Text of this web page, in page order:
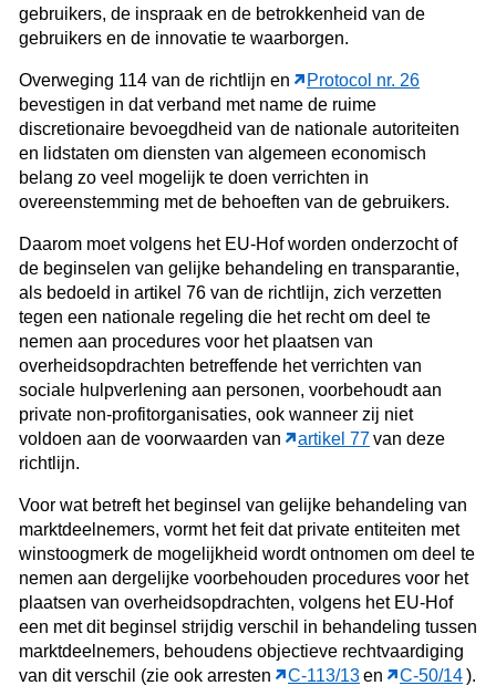
gebruikers, de inspraak en de betrokkenheid van de
gebruikers en de innovatie te waarborgen.
Overweging 114 van de richtlijn en
Protocol nr. 26
bevestigen in dat verband met name de ruime
discretionaire bevoegdheid van de nationale autoriteiten
en lidstaten om diensten van algemeen economisch
belang zo veel mogelijk te doen verrichten in
overeenstemming met de behoeften van de gebruikers.
Daarom moet volgens het EU-Hof worden onderzocht of
de beginselen van gelijke behandeling en transparantie,
als bedoeld in artikel 76 van de richtlijn, zich verzetten
tegen een nationale regeling die het recht om deel te
nemen aan procedures voor het plaatsen van
overheidsopdrachten betreffende het verrichten van
sociale hulpverlening aan personen, voorbehoudt aan
private non-profitorganisaties, ook wanneer zij niet
voldoen aan de voorwaarden van
artikel 77van deze
richtlijn.
Voor wat betreft het beginsel van gelijke behandeling van
marktdeelnemers, vormt het feit dat private entiteiten met
winstoogmerk de mogelijkheid wordt ontnomen om deel te
nemen aan dergelijke voorbehouden procedures voor het
plaatsen van overheidsopdrachten, volgens het EU-Hof
een met dit beginsel strijdig verschil in behandeling tussen
marktdeelnemers, behoudens objectieve rechtvaardiging
van dit verschil (zie ook arresten
C‑113/13en C‑50/14).